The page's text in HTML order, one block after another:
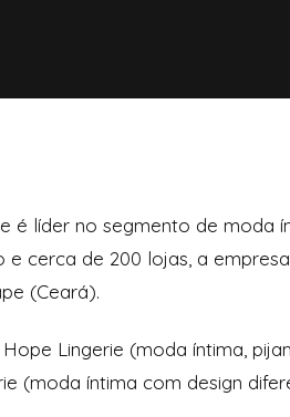
é líder no segmento de moda
cerca de 200 lojas, a
(Ceará).
Lingerie (moda íntima,
(moda íntima com design